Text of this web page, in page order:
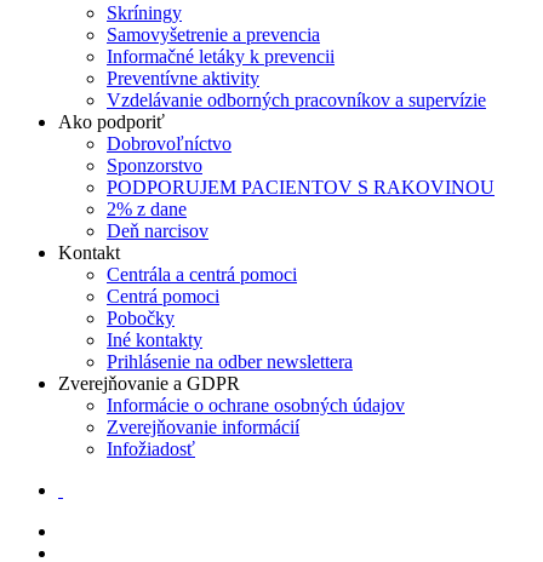
Skríningy
Samovyšetrenie a prevencia
Informačné letáky k prevencii
Preventívne aktivity
Vzdelávanie odborných pracovníkov a supervízie
Ako podporiť
Dobrovoľníctvo
Sponzorstvo
PODPORUJEM PACIENTOV S RAKOVINOU
2% z dane
Deň narcisov
Kontakt
Centrála a centrá pomoci
Centrá pomoci
Pobočky
Iné kontakty
Prihlásenie na odber newslettera
Zverejňovanie a GDPR
Informácie o ochrane osobných údajov
Zverejňovanie informácií
Infožiadosť